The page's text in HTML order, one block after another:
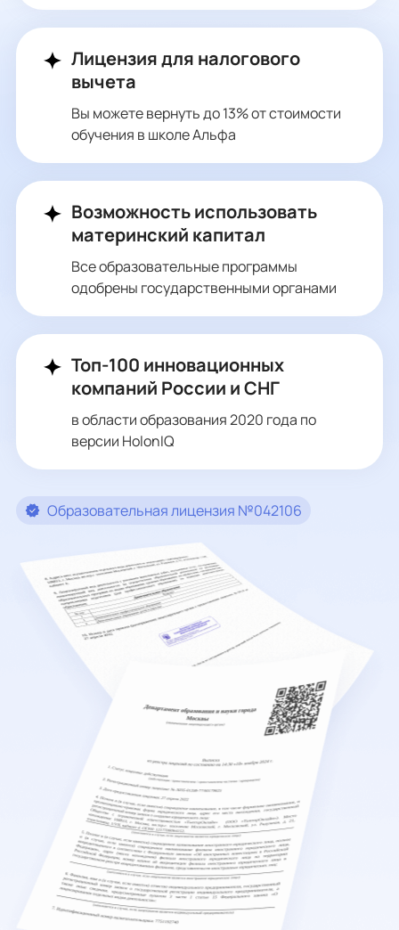
Лицензия для налогового
вычета
Вы можете вернуть до 13% от стоимости
обучения в школе Альфа
Возможность использовать
материнский капитал
Все образовательные программы
одобрены государственными органами
Топ-100 инновационных
компаний России и СНГ
в области образования 2020 года по
версии HolonIQ
Образовательная лицензия №042106